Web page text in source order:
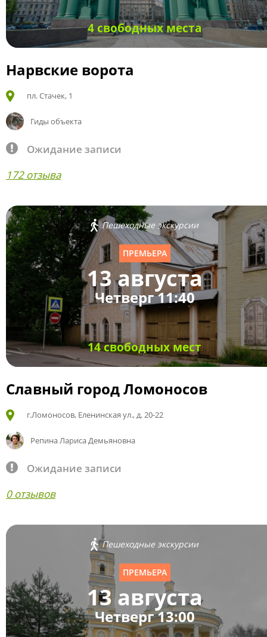
4 свободных места
Нарвские ворота
пл. Стачек, 1
Гиды объекта
Ожидание записи
172 отзыва
Пешеходные экскурсии
ПРЕМЬЕРА
13 августа
Четверг 11:40
14 свободных мест
Славный город Ломоносов
г.Ломоносов, Еленинская ул., д. 20-22
Репина Лариса Демьяновна
Ожидание записи
0 отзывов
Пешеходные экскурсии
ПРЕМЬЕРА
13 августа
Четверг 13:00